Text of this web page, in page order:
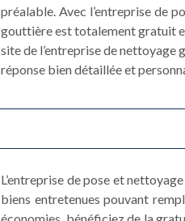
préalable. Avec l’entreprise de
gouttière est totalement gratuit
site de l’entreprise de nettoyage
réponse bien détaillée et
L’entreprise de pose et
biens entretenues pouvant